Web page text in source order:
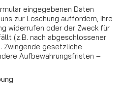
eingegebenen Daten
zur Löschung auffordern, Ihre
widerrufen oder der Zweck für
(z.B. nach abgeschlossener
Zwingende gesetzliche
Aufbewahrungsfristen –